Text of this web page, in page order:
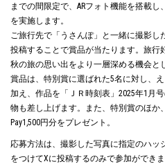
までの間限定で、ARフォト機能を搭載
を実施します。
ご旅行先で「うさんぽ」と一緒に撮影し
投稿することで賞品が当たります。旅行
秋の旅の思い出をより一層深める機会と
賞品は、特別賞に選ばれた5名に対し、
加え、作品を「ＪＲ時刻表」2025年1月
物も差し上げます。また、特別賞のほか
Pay1,500円分をプレゼント。
応募方法は、撮影した写真に指定のハッ
をつけてXに投稿するのみで参加ができ